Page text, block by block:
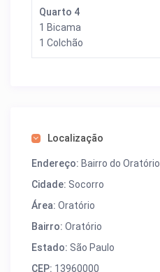
Quarto 4
1 Bicama
1 Colchão
Localização
Endereço: Bairro do Oratório
Cidade: Socorro
Área: Oratório
Bairro: Oratório
Estado: São Paulo
CEP: 13960000